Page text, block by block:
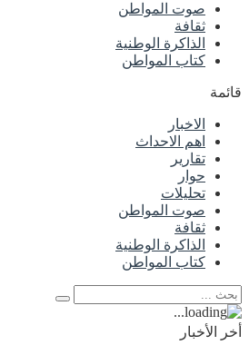
صوت المواطن
ثقافة
الذاكرة الوطنية
كتاب المواطن
قائمة
الاخبار
اهم الاحداث
تقارير
حوار
تحليلات
صوت المواطن
ثقافة
الذاكرة الوطنية
كتاب المواطن
أخر الأخبار